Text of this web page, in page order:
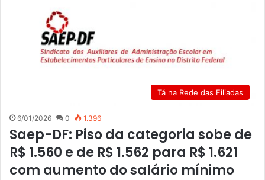
Tá na Rede das Filiadas
6/01/2026 0 1.396
Saep-DF: Piso da categoria sobe de
R$ 1.560 e de R$ 1.562 para R$ 1.621
com aumento do salário mínimo